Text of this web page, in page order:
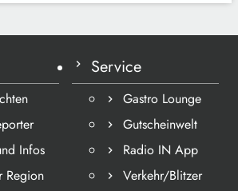
Infos
Region
Service
Gastro Lounge
Gutscheinwelt
Radio IN App
Verkehr/Blitzer